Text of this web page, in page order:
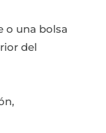
o una bolsa
del